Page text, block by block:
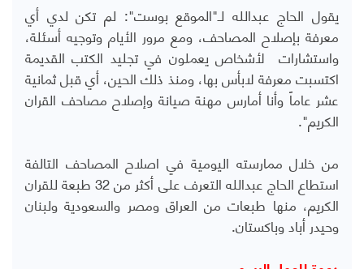
يقول الحاج عبدالله لـ"الموقع بوست": لم تكن لدي أي
معرفة بإصلاح المصاحف، ومع مرور الأيام وتوجيه أسئلة،
واستشارات لأشخاص يعملون في تجليد الكتب القديمة
اكتسبت معرفة لابأس بها، ومنذ ذلك الحين، أي قبل ثمانية
عشر عاماً وأنا أمارس مهنة صيانة وإصلاح مصاحف القران
الكريم".
من خلال ممارسته اليومية في اصلاح المصاحف التالفة
استطاع الحاج عبدالله التعرف على أكثر من 32 طبعة للقران
الكريم، منها طبعات من العراق ومصر والسعودية ولبنان
وحيدر أباد وباكستان.